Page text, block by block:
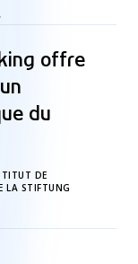
offre
du
DE
LA STIFTUNG